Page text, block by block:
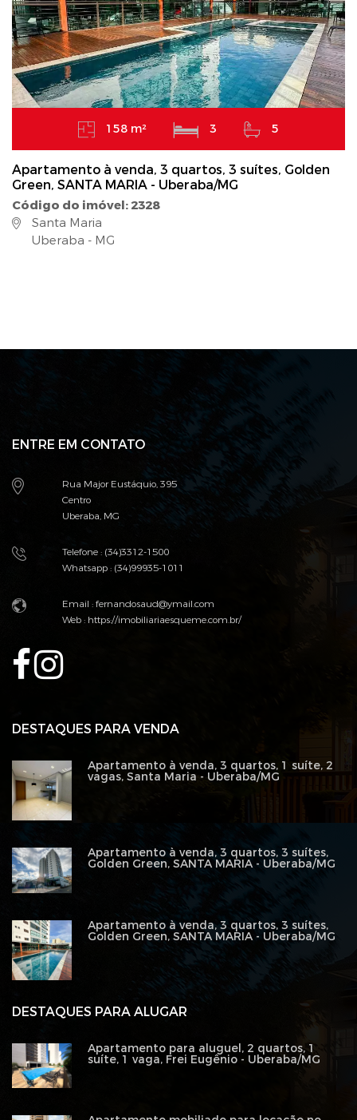
158 m² 3 5
Apartamento à venda, 3 quartos, 3 suítes, Golden
Green, SANTA MARIA - Uberaba/MG
Código do imóvel: 2328
Santa Maria
Uberaba - MG
ENTRE EM CONTATO
Rua Major Eustáquio, 395
Centro
Uberaba, MG
Telefone : (34)3312-1500
Whatsapp : (34)99935-1011
Email : fernandosaud@ymail.com
Web :https://imobiliariaesqueme.com.br/
DESTAQUES PARA ALUGAR
Apartamento para aluguel, 2 quartos, 1
suíte, 1 vaga, Frei Eugênio - Uberaba/MG
DESTAQUES PARA VENDA
Apartamento à venda, 3 quartos, 1 suíte, 2
vagas, Santa Maria - Uberaba/MG
Apartamento à venda, 3 quartos, 3 suítes,
Golden Green, SANTA MARIA - Uberaba/MG
Apartamento à venda, 3 quartos, 3 suítes,
Golden Green, SANTA MARIA - Uberaba/MG